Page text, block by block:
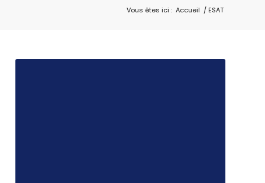
Vous êtes ici : Accueil / ESAT